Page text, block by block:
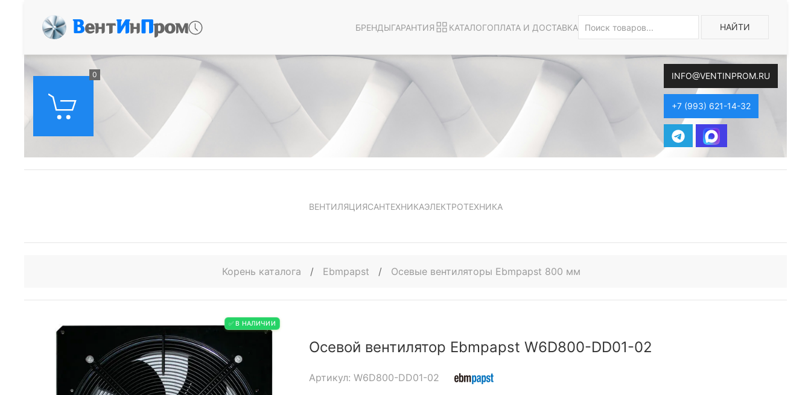
ВентИнПром БРЕНДЫГАРАНТИЯ КАТАЛОГОПЛАТА И ДОСТАВКА НАЙТИ
0 INFO@VENTINPROM.RU
+7 (993) 621-14-32
ВЕНТИЛЯЦИЯСАНТЕХНИКАЭЛЕКТРОТЕХНИКА
Корень каталога / Ebmpapst / Осевые вентиляторы Ebmpapst 800 мм
✅ В НАЛИЧИИ
Осевой вентилятор Ebmpapst W6D800-DD01-02
Артикул: W6D800-DD01-02